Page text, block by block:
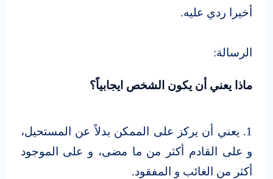
أخيرا ردي عليه.
الرسالة:
ماذا يعني أن يكون الشخص ايجابياً؟
1. يعني أن يركز على الممكن بدلاً عن المستحيل،
و على القادم أكثر من ما مضى، و على الموجود
أكثر من الغائب و المفقود.